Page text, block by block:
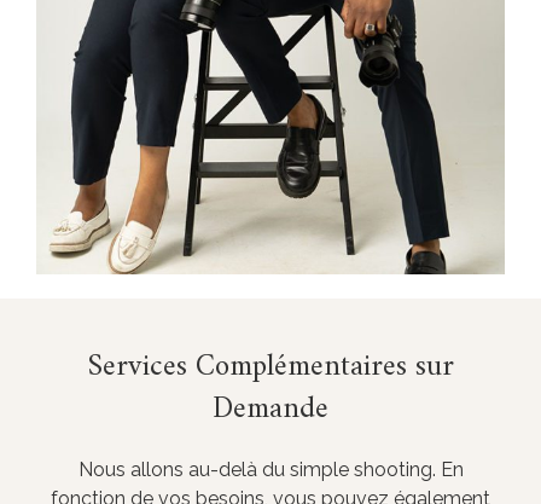
Services Complémentaires sur
Demande
Nous allons au-delà du simple shooting. En
fonction de vos besoins, vous pouvez également